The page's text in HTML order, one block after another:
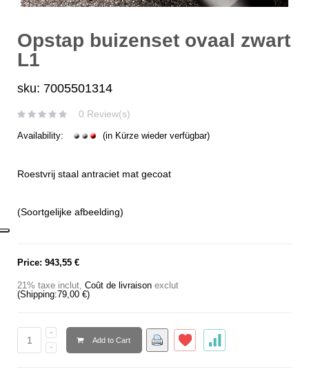
Opstap buizenset ovaal zwart
L1
sku: 7005501314
0 Review(s)
Availability: (in Kürze wieder verfügbar)
Roestvrij staal antraciet mat gecoat
(Soortgelijke afbeelding)
Price: 943,55 €
21% taxe inclut, Coût de livraison exclut
(Shipping:79,00 €)
Add to Cart